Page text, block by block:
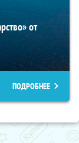
от
ПОДРОБНЕЕ